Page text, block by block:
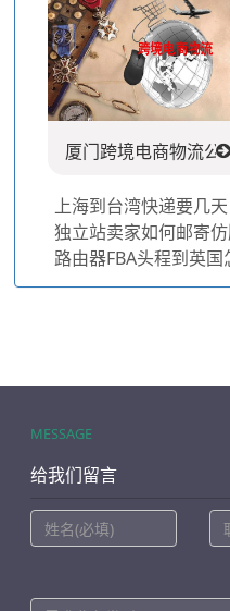
厦门跨境电商物流公司
上海到台湾快递要几天
独立站卖家如何邮寄
路由器FBA头程到英国
MESSAGE
给我们留言